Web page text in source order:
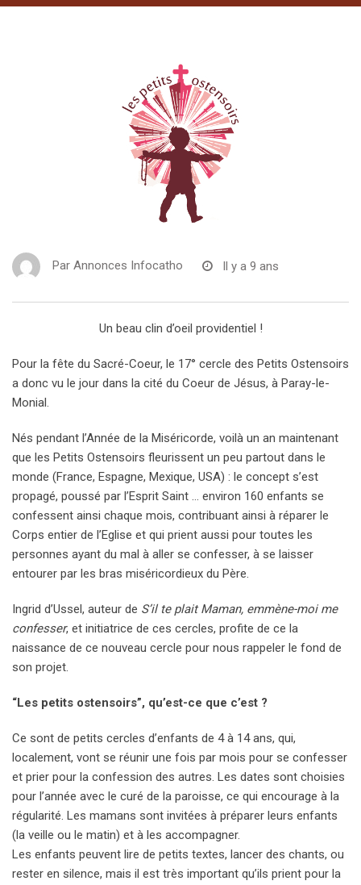
Par Annonces Infocatho Il y a 9 ans
Un beau clin d’oeil providentiel !
Pour la fête du Sacré-Coeur, le 17° cercle des Petits Ostensoirs
a donc vu le jour dans la cité du Coeur de Jésus, à Paray-le-
Monial.
Nés pendant l’Année de la Miséricorde, voilà un an maintenant
que les Petits Ostensoirs fleurissent un peu partout dans le
monde (France, Espagne, Mexique, USA) : le concept s’est
propagé, poussé par l’Esprit Saint … environ 160 enfants se
confessent ainsi chaque mois, contribuant ainsi à réparer le
Corps entier de l’Eglise et qui prient aussi pour toutes les
personnes ayant du mal à aller se confesser, à se laisser
entourer par les bras miséricordieux du Père.
Ingrid d’Ussel, auteur de S’il te plait Maman, emmène-moi me
confesser, et initiatrice de ces cercles, profite de ce la
naissance de ce nouveau cercle pour nous rappeler le fond de
son projet.
“Les petits ostensoirs”, qu’est-ce que c’est ?
Ce sont de petits cercles d’enfants de 4 à 14 ans, qui,
localement, vont se réunir une fois par mois pour se confesser
et prier pour la confession des autres. Les dates sont choisies
pour l’année avec le curé de la paroisse, ce qui encourage à la
régularité. Les mamans sont invitées à préparer leurs enfants
(la veille ou le matin) et à les accompagner.
Les enfants peuvent lire de petits textes, lancer des chants, ou
rester en silence, mais il est très important qu’ils prient pour la